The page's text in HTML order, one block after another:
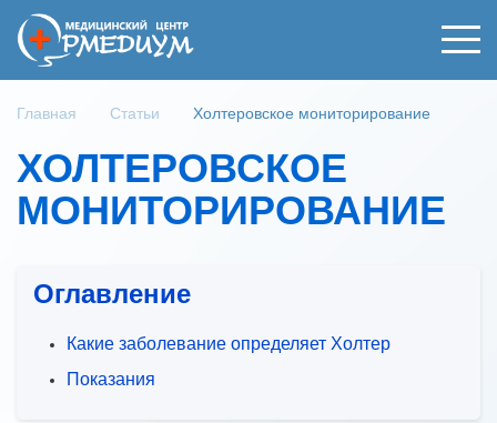
Главная Статьи Холтеровское мониторирование
ХОЛТЕРОВСКОЕ
МОНИТОРИРОВАНИЕ
Оглавление
Какие заболевание определяет Холтер
Показания